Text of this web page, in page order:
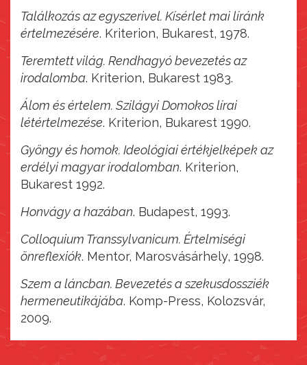
Találkozás az egyszerivel. Kísérlet mai líránk
értelmezésére. Kriterion, Bukarest, 1978.
Teremtett világ. Rendhagyó bevezetés az
irodalomba. Kriterion, Bukarest 1983.
Álom és értelem. Szilágyi Domokos lírai
létértelmezése. Kriterion, Bukarest 1990.
Gyöngy és homok. Ideológiai értékjelképek az
erdélyi magyar irodalomban. Kriterion,
Bukarest 1992.
Honvágy a hazában. Budapest, 1993.
Colloquium Transsylvanicum. Értelmiségi
önreflexiók. Mentor, Marosvásárhely, 1998.
Szem a láncban. Bevezetés a szekusdossziék
hermeneutikájába. Komp-Press, Kolozsvár,
2009.